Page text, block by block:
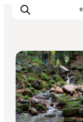
Erleben
Städte und
Events
Naturgebiete